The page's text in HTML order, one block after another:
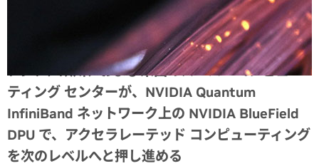
アジア、欧州、および米国のスーパーコンピュー
ティング センターが、NVIDIA Quantum
InfiniBand ネットワーク上の NVIDIA BlueField
DPU で、アクセラレーテッド コンピューティング
を次のレベルへと押し進める